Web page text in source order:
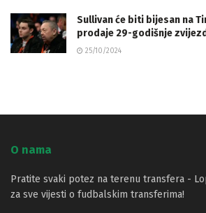
Sullivan će biti bijesan na
prodaje 29-godišnje
25/10/2024
O nama
Pratite svaki potez na terenu transfera -
za sve vijesti o fudbalskim transferima!